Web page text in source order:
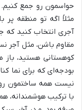
حواسمون رو جمع
مثلاً اگه تو منطقه پر
آجری انتخاب کنید که
مقاوم باشن، مثل آجر
کوهستانی هستید، باز
بودجه‌ای که برای نما
نیست همه ساختمون
با ترکیب هوشمندانه،